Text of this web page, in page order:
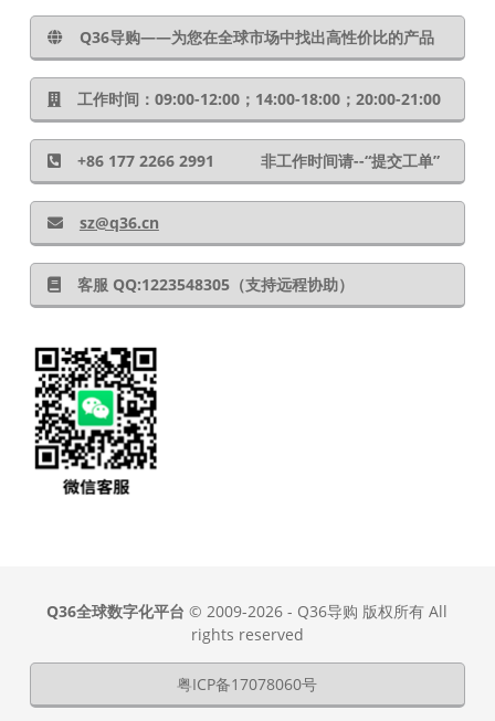
Q36导购——为您在全球市场中找出高性价比的产品
工作时间：09:00-12:00；14:00-18:00；20:00-21:00
+86 177 2266 2991 非工作时间请--“提交工单”
sz@q36.cn
客服 QQ:1223548305（支持远程协助）
Q36全球数字化平台 © 2009-2026 - Q36导购 版权所有 All
rights reserved
粤ICP备17078060号